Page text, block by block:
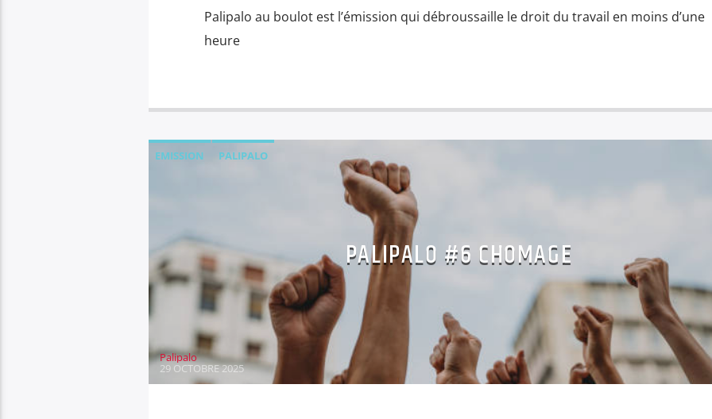
Palipalo au boulot est l’émission qui débroussaille le droit du travail en moins d’une
heure
EMISSION PALIPALO
PALIPALO #6 CHOMAGE
Palipalo
29 OCTOBRE 2025